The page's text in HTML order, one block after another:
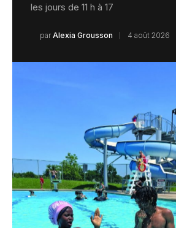
les jours de 11 h à 17
par Alexia Grousson 4 août 2026